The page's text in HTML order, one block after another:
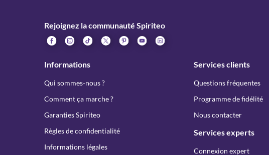
Rejoignez la communauté Spiriteo
Informations
Qui sommes-nous ?
Comment ça marche ?
Garanties Spiriteo
Règles de confidentialité
Informations légales
Services clients
Questions fréquentes
Programme de fidélité
Nous contacter
Services experts
Connexion expert